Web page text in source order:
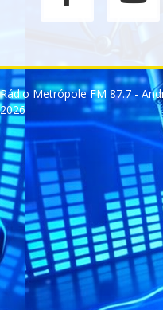
Rádio Metrópole FM 87.7 -
2026